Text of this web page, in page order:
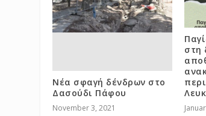
Νέα σφαγή δένδρων στο
Δασούδι Πάφου
November 3, 2021
στη